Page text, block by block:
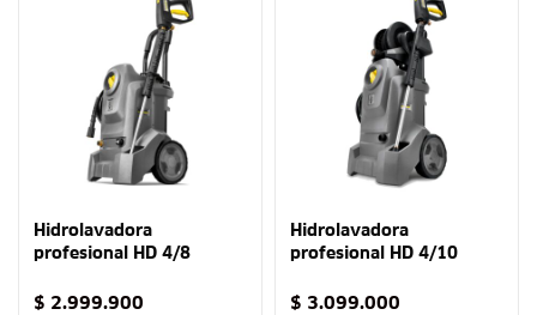
Hidrolavadora
profesional HD 4/8
$ 2.999.900
Hidrolavadora
profesional HD 4/10
$ 3.099.000